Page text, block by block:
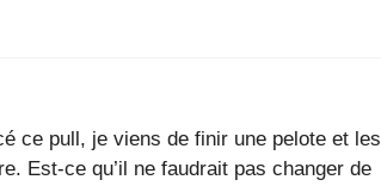
ce pull, je viens de finir une pelote et les
Est-ce qu’il ne faudrait pas changer de